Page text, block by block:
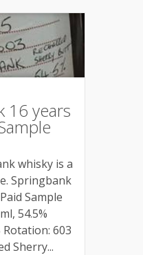
16 years
whisky is a
Springbank
Sample
54.5%
603
Sherry...